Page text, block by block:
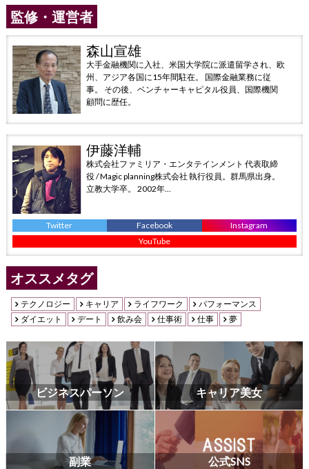
監修・運営者
森山宣雄
大手金融機関に入社、米国大学院に派遣留学され、欧
州、アジア各国に15年間駐在。 国際金融業務に従
事。 その後、ベンチャーキャピタル役員、国際機関
顧問に歴任。
伊藤洋輔
株式会社ファミリア・エンタテインメント 代表取締
役 / Magic planning株式会社 執行役員。群馬県出身。
立教大学卒。 2002年...
Twitter Facebook
Instagram
YouTube
オススメタグ
テクノロジー キャリア ライフワーク
パフォーマンス
ダイエット
デート 飲み会 仕事術 仕事 夢
ビジネスパーソン キャリア美女
副業 公式SNS